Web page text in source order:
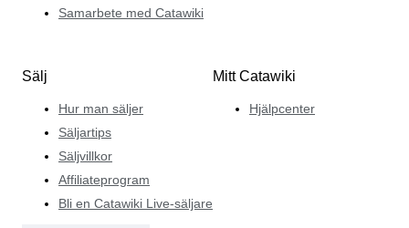
Samarbete med Catawiki
Sälj
Hur man säljer
Säljartips
Säljvillkor
Affiliateprogram
Bli en Catawiki Live-säljare
Mitt Catawiki
Hjälpcenter